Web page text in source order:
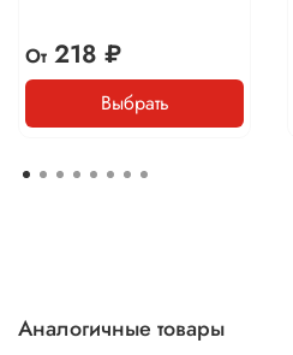
От218 ₽
Выбрать
Аналогичные товары